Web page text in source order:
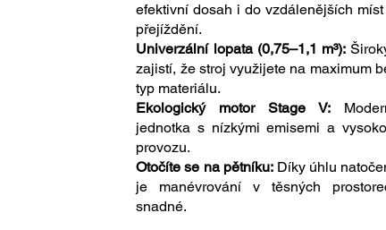
efektivní dosah i do vzdálenějších
přejíždění.
Univerzální lopata (0,75–1,1 m³):
zajistí, že stroj využijete na maximum
typ materiálu.
Ekologický motor Stage V:
jednotka s nízkými emisemi a
provozu.
Otočíte se na pětníku:Díky úhlu
je manévrování v těsných
snadné.